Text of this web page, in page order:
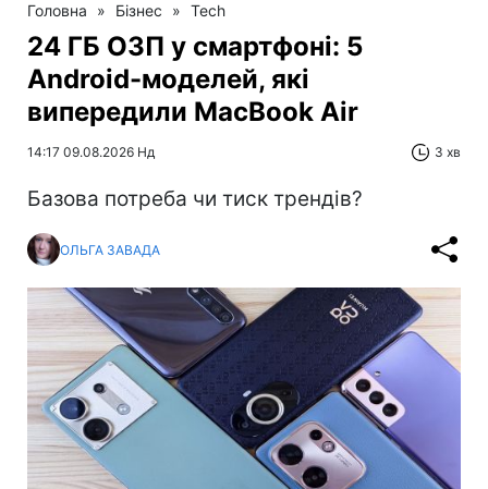
Головна » Бізнес » Tech
24 ГБ ОЗП у смартфоні: 5
Android-моделей, які
випередили MacBook Air
14:17 09.08.2026 Нд 3 хв
Базова потреба чи тиск трендів?
ОЛЬГА ЗАВАДА